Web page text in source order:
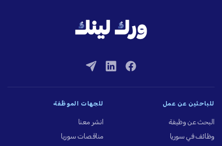
للباحثين عن عمل
البحث عن وظيفة
وظائف في سوريا
للجهات الموظِّفة
انشر معنا
مناقصات سوريا